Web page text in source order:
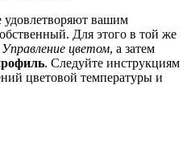
удовлетворяют вашим
Для этого в той же
Управление цветом, а затем
. Следуйте инструкциям
цветовой температуры и